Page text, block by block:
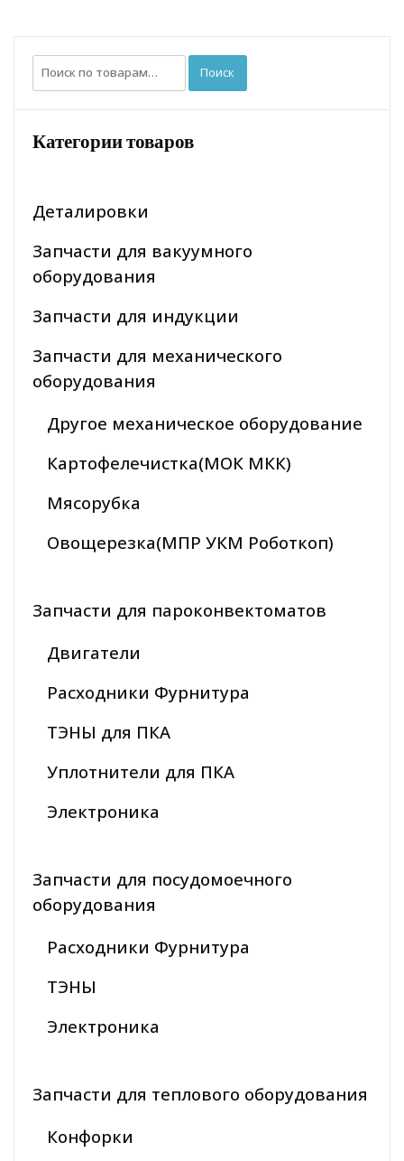
Искать: Поиск
Категории товаров
Деталировки
Запчасти для вакуумного
оборудования
Запчасти для индукции
Запчасти для механического
оборудования
Другое механическое оборудование
Картофелечистка(МОК МКК)
Мясорубка
Овощерезка(МПР УКМ Роботкоп)
Запчасти для пароконвектоматов
Двигатели
Расходники Фурнитура
ТЭНЫ для ПКА
Уплотнители для ПКА
Электроника
Запчасти для посудомоечного
оборудования
Расходники Фурнитура
ТЭНЫ
Электроника
Запчасти для теплового оборудования
Конфорки